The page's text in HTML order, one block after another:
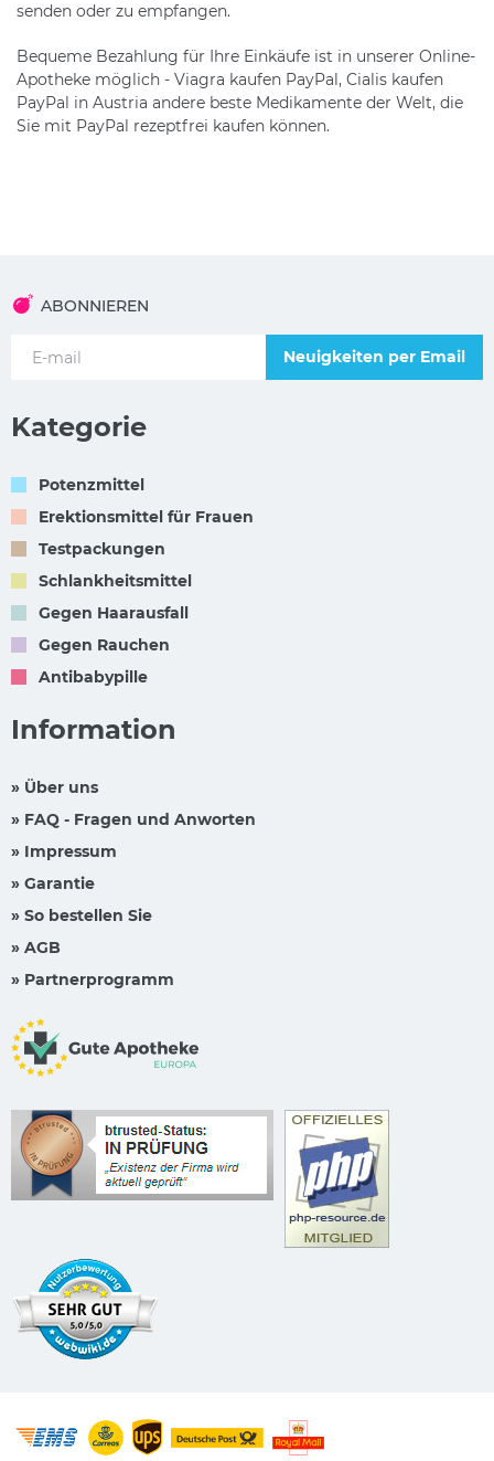
senden oder zu empfangen.
Bequeme Bezahlung für Ihre Einkäufe ist in unserer Online-
Apotheke möglich - Viagra kaufen PayPal, Cialis kaufen
PayPal in Austria andere beste Medikamente der Welt, die
Sie mit PayPal rezeptfrei kaufen können.
ABONNIEREN
Neuigkeiten per Email
Kategorie
Potenzmittel
Erektionsmittel für Frauen
Testpackungen
Schlankheitsmittel
Gegen Haarausfall
Gegen Rauchen
Antibabypille
Information
» Über uns
» FAQ - Fragen und Anworten
» Impressum
» Garantie
» So bestellen Sie
» AGB
» Partnerprogramm